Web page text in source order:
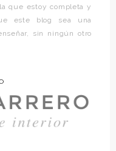
que estoy completa y
este blog sea una
sin ningún otro